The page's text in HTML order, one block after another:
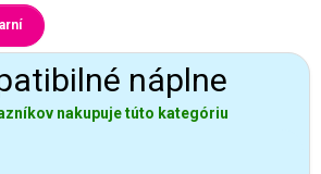
náplne
nakupuje túto kategóriu